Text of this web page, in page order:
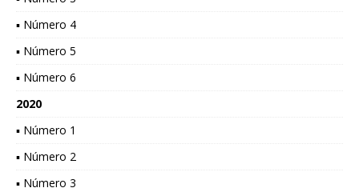
▪ Número 4
▪ Número 5
▪ Número 6
2020
▪ Número 1
▪ Número 2
▪ Número 3